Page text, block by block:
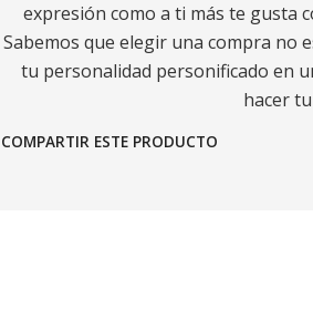
expresión como a ti más te gusta
Sabemos que elegir una compra no
tu personalidad personificado en
hacer
COMPARTIR ESTE PRODUCTO